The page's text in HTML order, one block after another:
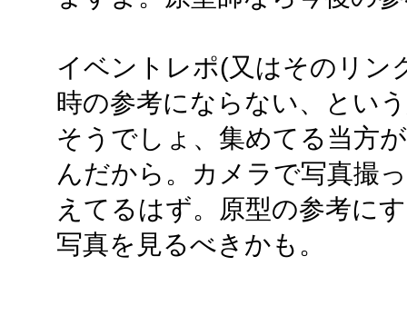
イベントレポ(又はそのリン
時の参考にならない、とい
そうでしょ、集めてる当方
んだから。カメラで写真撮
えてるはず。原型の参考に
写真を見るべきかも。